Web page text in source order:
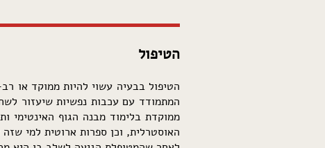
הטיפול
הטיפול בבעיה עשוי להיות ממוקד או
המתמודד עם עכבות נפשיות שיעזור
ממוקדת בלימוד מבנה הגוף האינטימי
האוסטרלית, וכן ספרות ארוטית למי